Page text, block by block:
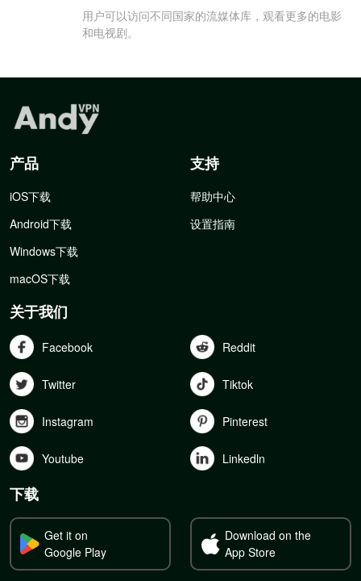
用户可以访问不同国家的流媒体库，观看更多的电影
和电视剧。
产品
iOS下载
Android下载
Windows下载
macOS下载
支持
帮助中心
设置指南
关于我们
Facebook Reddit
Twitter Tiktok
Instagram Pinterest
Youtube Linkedln
下载
Get it on
Google Play
Download on the
App Store